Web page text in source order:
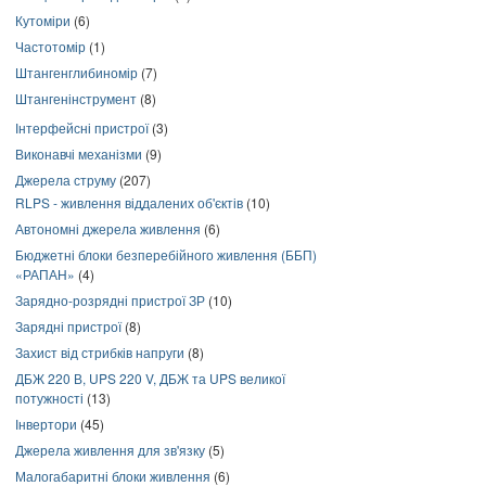
Кутоміри (6)
Частотомір (1)
Штангенглибиномір (7)
Штангенінструмент (8)
Інтерфейсні пристрої(3)
Виконавчі механізми (9)
Джерела струму (207)
RLPS - живлення віддалених об'єктів (10)
Автономні джерела живлення (6)
Бюджетні блоки безперебійного живлення (ББП)
«РАПАН» (4)
Зарядно-розрядні пристрої ЗР (10)
Зарядні пристрої(8)
Захист від стрибків напруги (8)
ДБЖ 220 В, UPS 220 V, ДБЖ та UPS великої
потужності (13)
Інвертори (45)
Джерела живлення для зв'язку (5)
Малогабаритні блоки живлення (6)